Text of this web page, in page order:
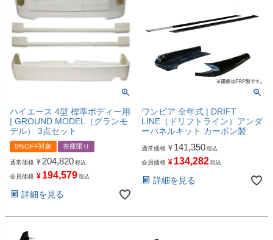
ハイエース 4型 標準ボディー用
| GROUND MODEL（グランモ
デル） 3点セット
5%OFF対象 在庫限り
通常価格 ¥ 204,820 税込
会員価格 ¥ 194,579 税込
詳細を見る
ワンビア 全年式 | DRIFT
LINE（ドリフトライン）アンダ
ーパネルキット カーボン製
通常価格 ¥ 141,350 税込
会員価格 ¥ 134,282 税込
詳細を見る